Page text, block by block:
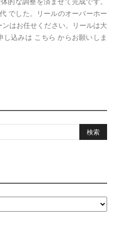
でした。リールのオーバーホー
はお任せください。リールは大
込みは こちら からお願いしま